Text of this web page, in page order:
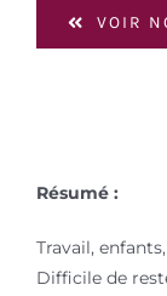
VOIR
Résumé :
Travail,
Difficile de